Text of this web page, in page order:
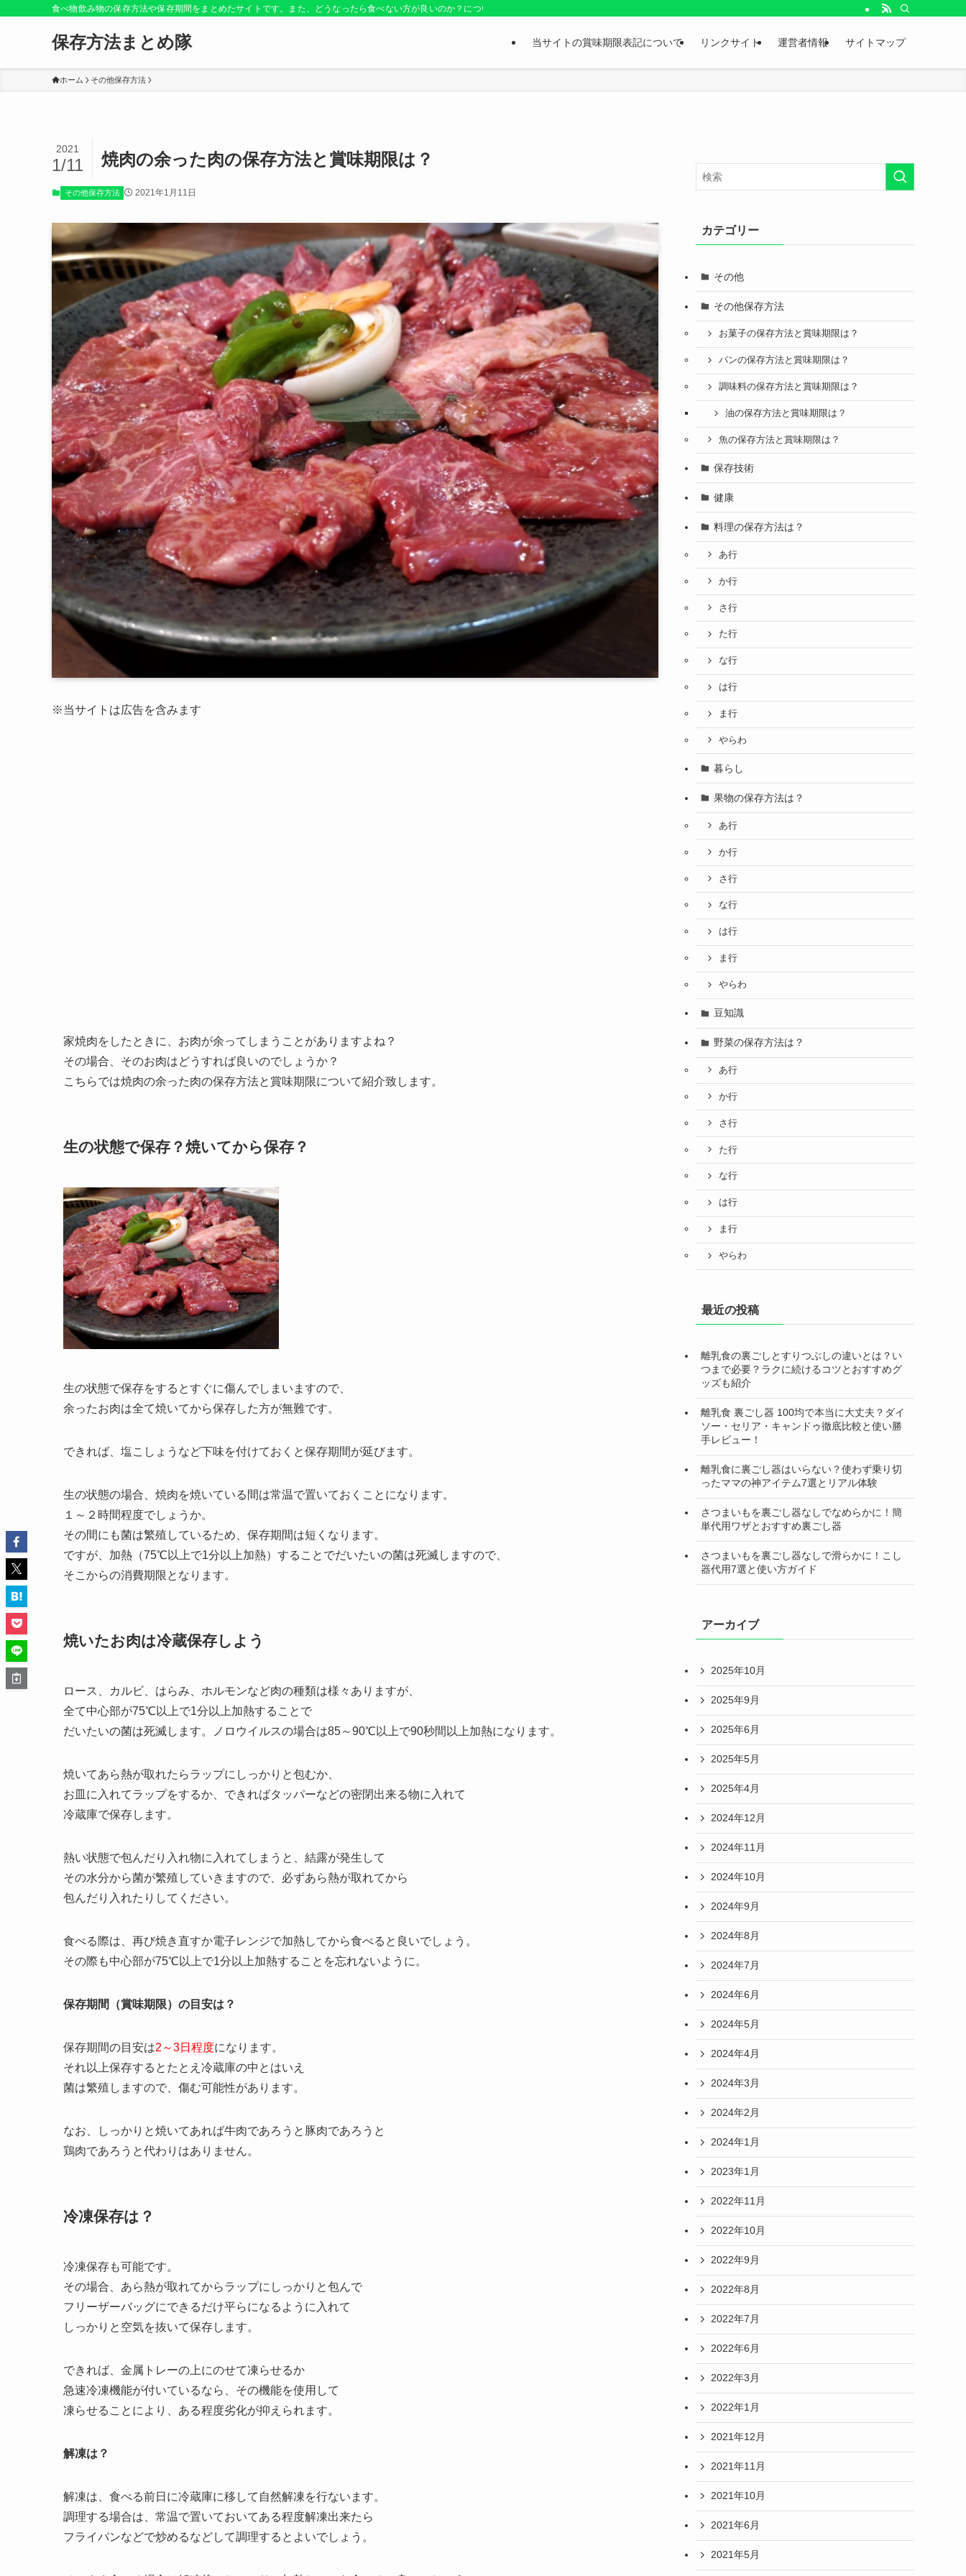
食べ物飲み物の保存方法や保存期間をまとめたサイトです。また、どうなったら食べない方が良いのか？についても紹介しているお役立ちサイトです。
保存方法まとめ隊 当サイトの賞味期限表記について リンクサイト 運営者情報 サイトマップ
ホーム その他保存方法
焼肉の余った肉の保存方法と賞味期限は？
2021
1/11
その他保存方法 2021年1月11日
※当サイトは広告を含みます
家焼肉をしたときに、お肉が余ってしまうことがありますよね？
その場合、そのお肉はどうすれば良いのでしょうか？
こちらでは焼肉の余った肉の保存方法と賞味期限について紹介致します。
生の状態で保存？焼いてから保存？
生の状態で保存をするとすぐに傷んでしまいますので、
余ったお肉は全て焼いてから保存した方が無難です。
できれば、塩こしょうなど下味を付けておくと保存期間が延びます。
生の状態の場合、焼肉を焼いている間は常温で置いておくことになります。
１～２時間程度でしょうか。
その間にも菌は繁殖しているため、保存期間は短くなります。
ですが、加熱（75℃以上で1分以上加熱）することでだいたいの菌は死滅しますので、
そこからの消費期限となります。
焼いたお肉は冷蔵保存しよう
ロース、カルビ、はらみ、ホルモンなど肉の種類は様々ありますが、
全て中心部が75℃以上で1分以上加熱することで
だいたいの菌は死滅します。ノロウイルスの場合は85～90℃以上で90秒間以上加熱になります。
焼いてあら熱が取れたらラップにしっかりと包むか、
お皿に入れてラップをするか、できればタッパーなどの密閉出来る物に入れて
冷蔵庫で保存します。
熱い状態で包んだり入れ物に入れてしまうと、結露が発生して
その水分から菌が繁殖していきますので、必ずあら熱が取れてから
包んだり入れたりしてください。
食べる際は、再び焼き直すか電子レンジで加熱してから食べると良いでしょう。
その際も中心部が75℃以上で1分以上加熱することを忘れないように。
保存期間（賞味期限）の目安は？
保存期間の目安は2～3日程度になります。
それ以上保存するとたとえ冷蔵庫の中とはいえ
菌は繁殖しますので、傷む可能性があります。
なお、しっかりと焼いてあれば牛肉であろうと豚肉であろうと
鶏肉であろうと代わりはありません。
冷凍保存は？
冷凍保存も可能です。
その場合、あら熱が取れてからラップにしっかりと包んで
フリーザーバッグにできるだけ平らになるように入れて
しっかりと空気を抜いて保存します。
できれば、金属トレーの上にのせて凍らせるか
急速冷凍機能が付いているなら、その機能を使用して
凍らせることにより、ある程度劣化が抑えられます。
解凍は？
解凍は、食べる前日に冷蔵庫に移して自然解凍を行ないます。
調理する場合は、常温で置いておいてある程度解凍出来たら
フライパンなどで炒めるなどして調理するとよいでしょう。
カテゴリー
その他
その他保存方法
お菓子の保存方法と賞味期限は？
パンの保存方法と賞味期限は？
調味料の保存方法と賞味期限は？
油の保存方法と賞味期限は？
魚の保存方法と賞味期限は？
保存技術
健康
料理の保存方法は？
あ行
か行
さ行
た行
な行
は行
ま行
やらわ
暮らし
果物の保存方法は？
あ行
か行
さ行
な行
は行
ま行
やらわ
豆知識
野菜の保存方法は？
あ行
か行
さ行
た行
な行
は行
ま行
やらわ
最近の投稿
離乳食の裏ごしとすりつぶしの違いとは？い
つまで必要？ラクに続けるコツとおすすめグ
ッズも紹介
離乳食 裏ごし器 100均で本当に大丈夫？ダイ
ソー・セリア・キャンドゥ徹底比較と使い勝
手レビュー！
離乳食に裏ごし器はいらない？使わず乗り切
ったママの神アイテム7選とリアル体験
さつまいもを裏ごし器なしでなめらかに！簡
単代用ワザとおすすめ裏ごし器
さつまいもを裏ごし器なしで滑らかに！こし
器代用7選と使い方ガイド
アーカイブ
2025年10月
2025年9月
2025年6月
2025年5月
2025年4月
2024年12月
2024年11月
2024年10月
2024年9月
2024年8月
2024年7月
2024年6月
2024年5月
2024年4月
2024年3月
2024年2月
2024年1月
2023年1月
2022年11月
2022年10月
2022年9月
2022年8月
2022年7月
2022年6月
2022年3月
2022年1月
2021年12月
2021年11月
2021年10月
2021年6月
2021年5月